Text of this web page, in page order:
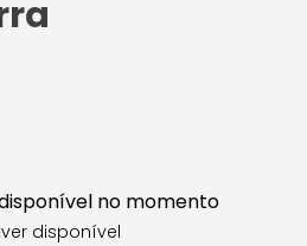
no momento
disponível